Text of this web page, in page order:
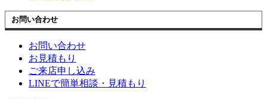
お問い合わせ
お問い合わせ
お見積もり
ご来店申し込み
LINEで簡単相談・見積もり